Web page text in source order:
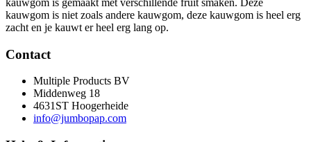
kauwgom is gemaakt met verschillende fruit smaken. Deze
kauwgom is niet zoals andere kauwgom, deze kauwgom is heel erg
zacht en je kauwt erheel erg lang op.
Contact
Multiple Products BV
Middenweg 18
4631ST Hoogerheide
info@jumbopap.com